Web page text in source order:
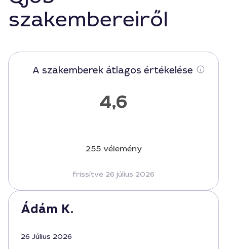
szakembereiről
A szakemberek átlagos értékelése
4,6
255 vélemény
frissítve 26 július 2026
Ádám K.
26 Július 2026